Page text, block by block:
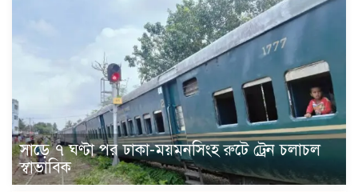
সাড়ে ৭ ঘণ্টা পর ঢাকা-ময়মনসিংহ রুটে ট্রেন চলাচল
স্বাভাবিক